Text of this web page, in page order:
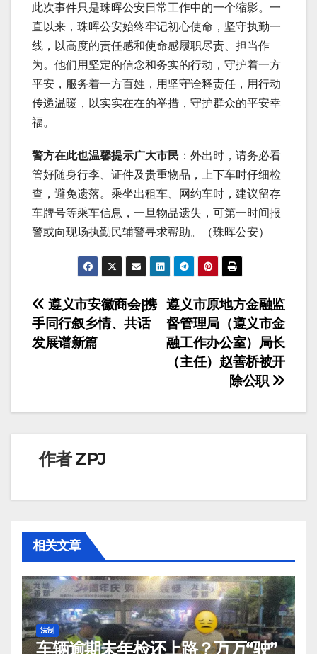
此次事件只是珠晖公安日常工作中的一个缩影。一
直以来，珠晖公安始终牢记初心使命，坚守执勤一
线，以高度的责任感和使命感履职尽责、担当作
为。他们用坚定的信念和务实的行动，守护着一方
平安，服务着一方百姓，用坚守诠释责任，用行动
传递温暖，以实实在在的举措，守护群众的平安幸
福。
警方在此也温馨提示广大市民 ：外出时，请务必看
管好随身行李、证件及贵重物品，上下车时仔细检
查，避免遗落。乘坐出租车、网约车时，建议留存
车牌号等乘车信息，一旦物品遗失，可第一时间报
警或向现场执勤民辅警寻求帮助。（珠晖公安）
文
章
遵义市原地方金融监
督管理局（遵义市金
融工作办公室）局长
（主任）赵善桥被开
除公职
遵义市安徽商会|携
手同行叙乡情、共话
发展谱新篇
作者ZPJ
相关文章
法制
车辆逾期未年检还上路？万万“驶”